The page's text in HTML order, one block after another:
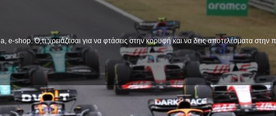
shop. Ό,τι χρειάζεσαι για να φτάσεις στην κορυφή και να δεις αποτελέσματα στην